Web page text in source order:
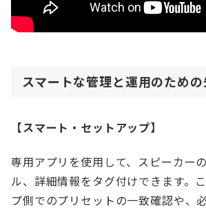
スマートな管理と運用のため
【スマート・セットアップ】
専用アプリを使用して、スピーカー
ル、詳細情報をタグ付けできます。
プ側でのプリセットの一致確認や、